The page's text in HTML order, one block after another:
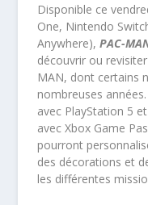
Disponible ce
One, Nintendo
Anywhere),PAC-
découvrir ou
MAN, dont certains
nombreuses
avec PlayStation 5
avec Xbox Game
pourront
des décorations et
les différentes